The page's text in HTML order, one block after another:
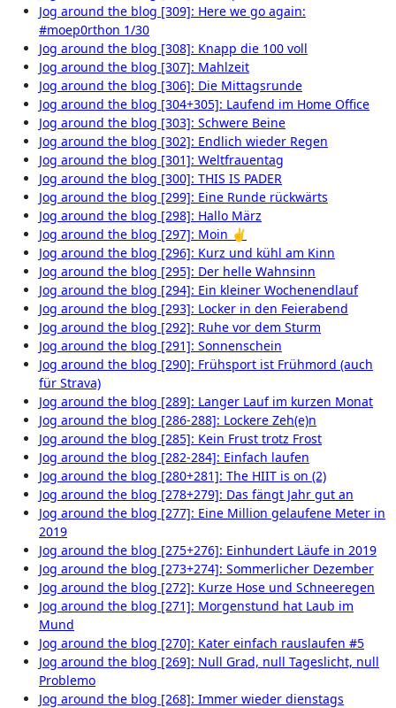
Jog around the blog [309]: Here we go again:
#moep0rthon 1/30
Jog around the blog [308]: Knapp die 100 voll
Jog around the blog [307]: Mahlzeit
Jog around the blog [306]: Die Mittagsrunde
Jog around the blog [304+305]: Laufend im Home Office
Jog around the blog [303]: Schwere Beine
Jog around the blog [302]: Endlich wieder Regen
Jog around the blog [301]: Weltfrauentag
Jog around the blog [300]: THIS IS PADER
Jog around the blog [299]: Eine Runde rückwärts
Jog around the blog [298]: Hallo März
Jog around the blog [297]: Moin ✌
Jog around the blog [296]: Kurz und kühl am Kinn
Jog around the blog [295]: Der helle Wahnsinn
Jog around the blog [294]: Ein kleiner Wochenendlauf
Jog around the blog [293]: Locker in den Feierabend
Jog around the blog [292]: Ruhe vor dem Sturm
Jog around the blog [291]: Sonnenschein
Jog around the blog [290]: Frühsport ist Frühmord (auch
für Strava)
Jog around the blog [289]: Langer Lauf im kurzen Monat
Jog around the blog [286-288]: Lockere Zeh(e)n
Jog around the blog [285]: Kein Frust trotz Frost
Jog around the blog [282-284]: Einfach laufen
Jog around the blog [280+281]: The HIIT is on (2)
Jog around the blog [278+279]: Das fängt Jahr gut an
Jog around the blog [277]: Eine Million gelaufene Meter in
2019
Jog around the blog [275+276]: Einhundert Läufe in 2019
Jog around the blog [273+274]: Sommerlicher Dezember
Jog around the blog [272]: Kurze Hose und Schneeregen
Jog around the blog [271]: Morgenstund hat Laub im
Mund
Jog around the blog [270]: Kater einfach rauslaufen #5
Jog around the blog [269]: Null Grad, null Tageslicht, null
Problemo
Jog around the blog [268]: Immer wieder dienstags